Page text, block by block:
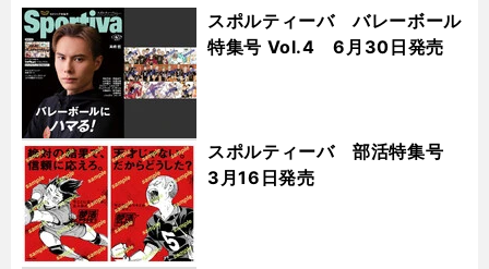
スポルティーバ バレーボール
特集号 Vol.4 6月30日発売
スポルティーバ 部活特集号
3月16日発売